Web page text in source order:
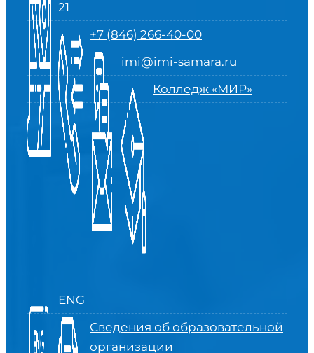
21
+7 (846) 266-40-00
imi@imi-samara.ru
Колледж «МИР»
ENG
Сведения об образовательной
организации